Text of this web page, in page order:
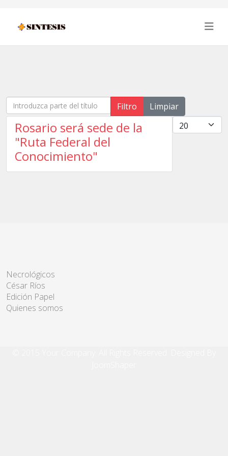
Introduzca parte del título Filtro
Limpiar
Cantidad
Rosario será sede de la
"Ruta Federal del
Conocimiento"
Necrológicos
César Ríos
Edición Papel
Quienes somos